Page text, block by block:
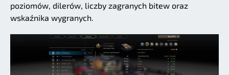
poziomów, dilerów, liczby zagranych bitew oraz
wskaźnika wygranych.